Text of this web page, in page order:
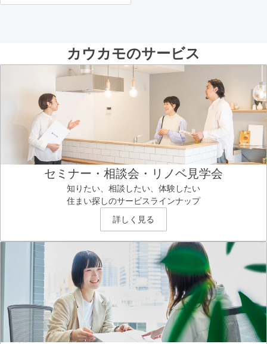
カウカモのサービス
セミナー・相談会・リノベ見学会
知りたい、相談したい、体験したい
住まい探しのサービスラインナップ
詳しく見る